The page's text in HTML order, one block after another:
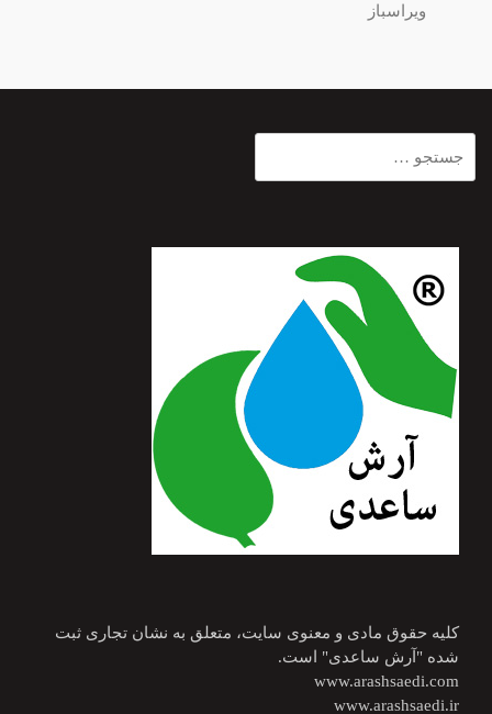
ویراسباز
برای:
کلیه حقوق مادی و معنوی سایت، متعلق به نشان تجاری ثبت
شده "آرش ساعدی" است.
www.arashsaedi.com
www.arashsaedi.ir